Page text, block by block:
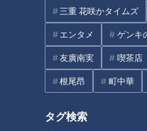
三重 花咲かタイムズ
エンタメ ゲンキ
友廣南実 喫茶店
根尾昂 町中華
タグ検索
町中華が作るカツカレーが絶
品！？総重量800gで背徳感
MAXのデカ盛りメニュー！今食
べるべき名古屋のカレーベス
3（後編）
エンタメ 7ORDER